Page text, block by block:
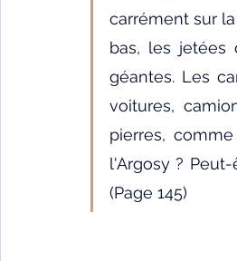
L'Inde vue par l'Occident
Littérature anglo-saxonne
Littérature népalaise
carrément sur
bas, les jetées
géantes. Les
voitures,
pierres,
l'Argosy ?
(Page 145)